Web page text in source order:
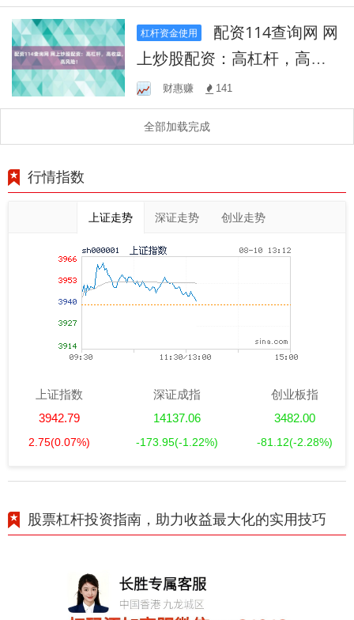
杠杆资金使用
上炒股配资：高杠杆，高收
益，高风险！
财惠赚 141
全部加载完成
行情指数
上证走势 深证走势 创业走势
上证指数
3942.79
2.75(0.07%)
深证成指
14137.06
-173.95(-1.22%)
创业板指
3482.00
-81.12(-2.28%)
股票杠杆投资指南，助力收益最大化的实用技巧